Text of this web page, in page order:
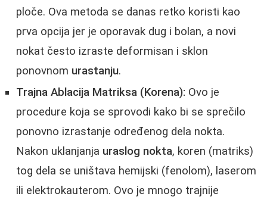
ploče. Ova metoda se danas retko koristi kao
prva opcija jer je oporavak dug i bolan, a novi
nokat često izraste deformisan i sklon
ponovnom urastanju.
Trajna Ablacija Matriksa (Korena): Ovo je
procedure koja se sprovodi kako bi se sprečilo
ponovno izrastanje određenog dela nokta.
Nakon uklanjanja uraslog nokta, koren (matriks)
tog dela se uništava hemijski (fenolom), laserom
ili elektrokauterom. Ovo je mnogo trajnije